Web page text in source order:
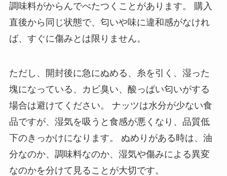
調味料がからんでべたつくことがあります。 購入
直後から同じ状態で、匂いや味に違和感がなけれ
ば、すぐに傷みとは限りません。
ただし、開封後に急にぬめる、糸を引く、湿った
塊になっている、カビ臭い、酸っぱい匂いがする
場合は避けてください。 ナッツは水分が少ない食
品ですが、湿気を吸うと食感が悪くなり、品質低
下のきっかけになります。 ぬめりがある時は、油
分なのか、調味料なのか、湿気や傷みによる異変
なのかを分けて見ることが大切です。